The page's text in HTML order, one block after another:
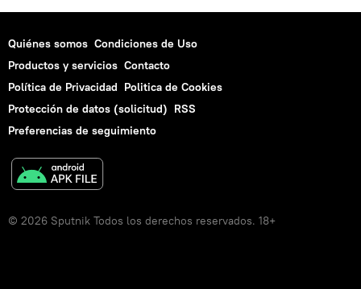
Quiénes somos Condiciones de Uso
Productos y servicios Contacto
Política de Privacidad Politica de Cookies
Protección de datos (solicitud) RSS
Preferencias de seguimiento
© 2026 Sputnik Todos los derechos reservados. 18+